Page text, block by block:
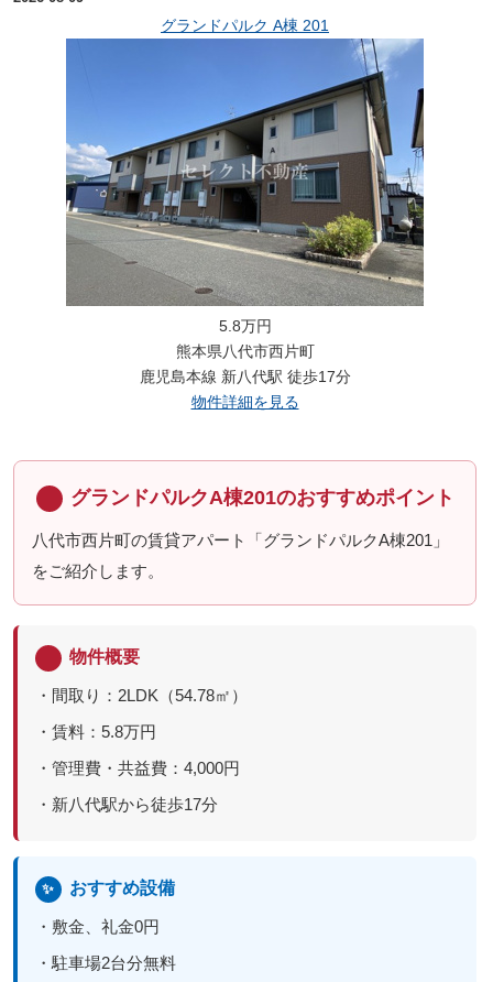
グランドパルク A棟 201
5.8万円
熊本県八代市西片町
鹿児島本線 新八代駅 徒歩17分
物件詳細を見る
グランドパルクA棟201のおすすめポイント
八代市西片町の賃貸アパート「グランドパルクA棟201」
をご紹介します。
物件概要
・間取り：2LDK（54.78㎡）
・賃料：5.8万円
・管理費・共益費：4,000円
・新八代駅から徒歩17分
✨ おすすめ設備
・敷金、礼金0円
・駐車場2台分無料